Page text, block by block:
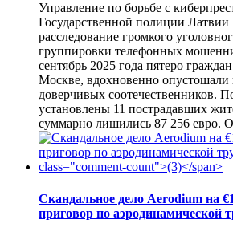
Управление по борьбе с
Государственной полиции
расследование громкого
группировки телефонных
сентябрь 2025 года пятеро
Москве, вдохновенно опустошали
доверчивых соотечественников.
установлены 11 пострадавших
суммарно лишились 87 256 евро.
Скандальное дело Aerodium на
приговор по аэродинамической